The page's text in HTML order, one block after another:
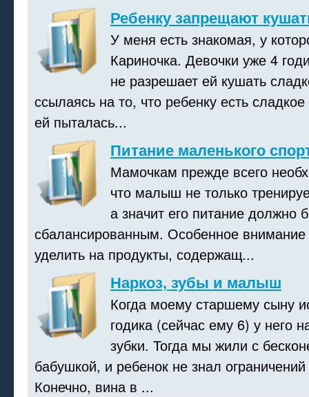
Ребенку запрещают
У меня есть знакомая, у
Кариночка. Девочки уже 4
не разрешает ей кушать
ссылаясь на то, что ребенку есть
ей пыталась...
Питание маленького
Мамочкам прежде всего
что малыш не только
а значит его питание должно
сбалансированным. Особенное
уделить на продукты, содержащ...
Наркоз, зубы и малыш
Когда моему старшему сыну
годика (сейчас ему 6) у него
зубки. Тогда мы жили с
бабушкой, и ребенок не знал
Конечно, вина в ...